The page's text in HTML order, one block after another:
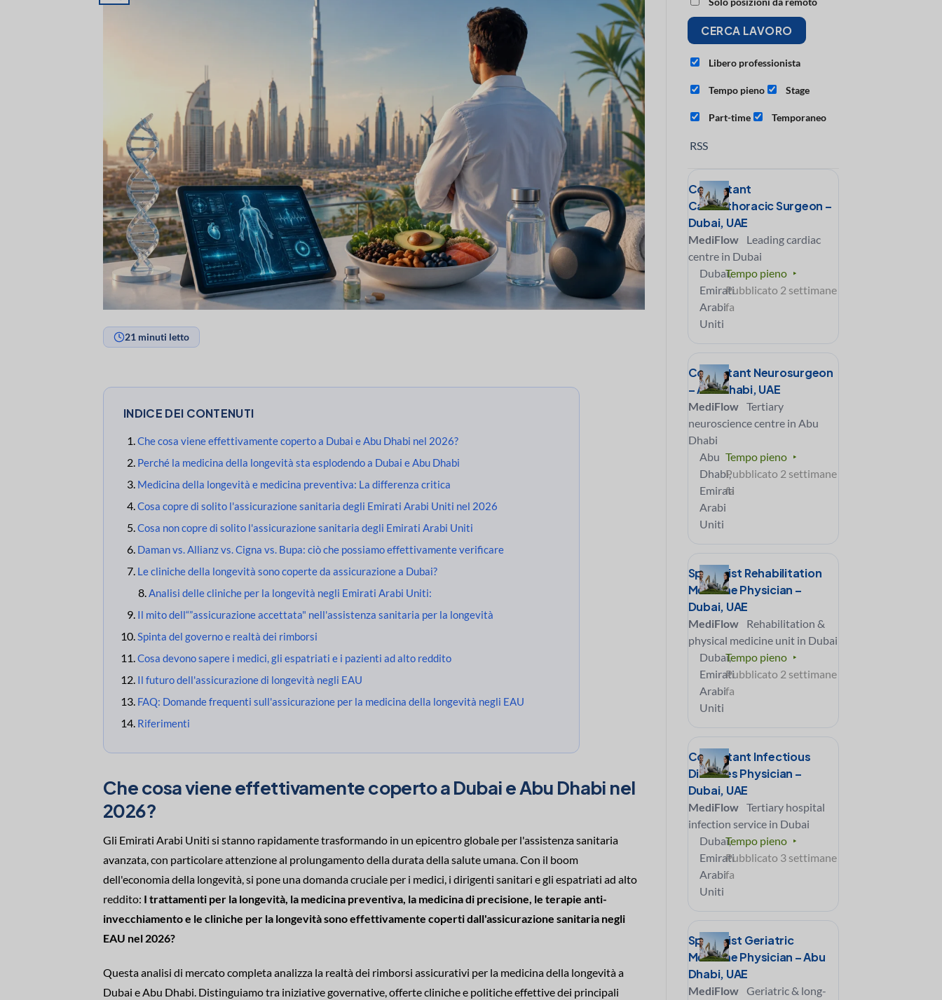
21 minuti letto
INDICE DEI CONTENUTI
Che cosa viene effettivamente coperto a Dubai e Abu Dhabi nel 2026?
Perché la medicina della longevità sta esplodendo a Dubai e Abu Dhabi
Medicina della longevità e medicina preventiva: La differenza critica
Cosa copre di solito l'assicurazione sanitaria degli Emirati Arabi Uniti nel 2026
Cosa non copre di solito l'assicurazione sanitaria degli Emirati Arabi Uniti
Daman vs. Allianz vs. Cigna vs. Bupa: ciò che possiamo effettivamente verificare
Le cliniche della longevità sono coperte da assicurazione a Dubai?
Analisi delle cliniche per la longevità negli Emirati Arabi Uniti:
Il mito dell“”assicurazione accettata" nell'assistenza sanitaria per la longevità
Spinta del governo e realtà dei rimborsi
Cosa devono sapere i medici, gli espatriati e i pazienti ad alto reddito
Il futuro dell'assicurazione di longevità negli EAU
FAQ: Domande frequenti sull'assicurazione per la medicina della longevità negli EAU
Riferimenti
Che cosa viene effettivamente coperto a Dubai e Abu Dhabi nel
2026?
Gli Emirati Arabi Uniti si stanno rapidamente trasformando in un epicentro globale per l'assistenza sanitaria
avanzata, con particolare attenzione al prolungamento della durata della salute umana. Con il boom
dell'economia della longevità, si pone una domanda cruciale per i medici, i dirigenti sanitari e gli espatriati ad alto
reddito: I trattamenti per la longevità, la medicina preventiva, la medicina di precisione, le terapie anti-
invecchiamento e le cliniche per la longevità sono effettivamente coperti dall'assicurazione sanitaria negli
EAU nel 2026?
Questa analisi di mercato completa analizza la realtà dei rimborsi assicurativi per la medicina della longevità a
Dubai e Abu Dhabi. Distinguiamo tra iniziative governative, offerte cliniche e politiche effettive dei principali
Libero professionista
Tempo pieno Stage
Part-time Temporaneo
RSS
Consultant
Cardiothoracic Surgeon –
Dubai, UAE
MediFlow
Leading cardiac
centre in Dubai
Dubai,
Emirati
Arabi
Uniti
Tempo pieno
Pubblicato 2 settimane
fa
Consultant Neurosurgeon
– Abu Dhabi, UAE
MediFlow
Tertiary
neuroscience centre in Abu
Dhabi
Abu
Dhabi,
Emirati
Arabi
Uniti
Tempo pieno
Pubblicato 2 settimane
fa
Specialist Rehabilitation
Medicine Physician –
Dubai, UAE
MediFlow
Rehabilitation &
physical medicine unit in Dubai
Dubai,
Emirati
Arabi
Uniti
Tempo pieno
Pubblicato 2 settimane
fa
Consultant Infectious
Diseases Physician –
Dubai, UAE
MediFlow
Tertiary hospital
infection service in Dubai
Dubai,
Emirati
Arabi
Uniti
Tempo pieno
Pubblicato 3 settimane
fa
Specialist Geriatric
Medicine Physician – Abu
Dhabi, UAE
MediFlow
Geriatric & long-